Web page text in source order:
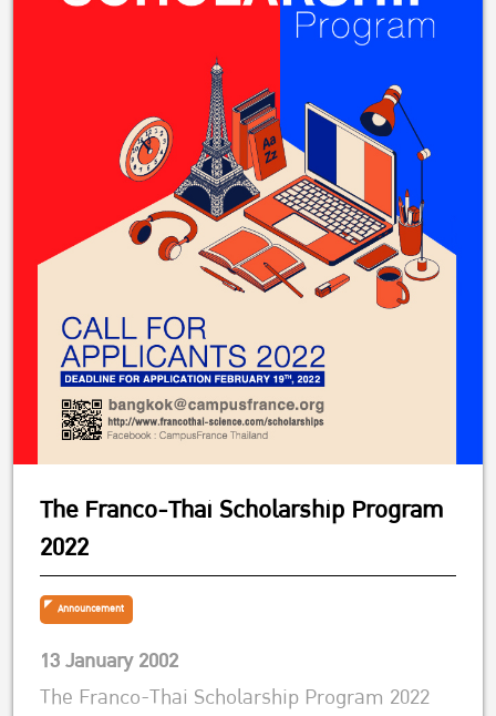
The Franco-Thai Scholarship Program
2022
Announcement
13 January 2002
The Franco-Thai Scholarship Program 2022